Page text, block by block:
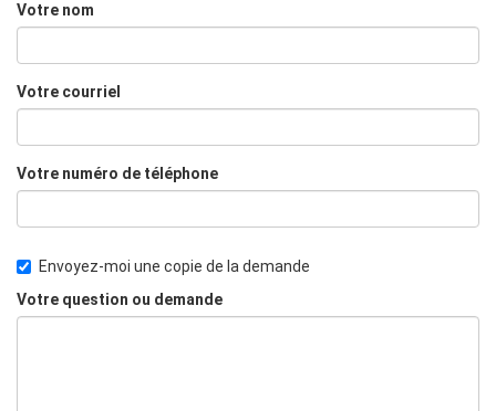
Votre nom
Votre courriel
Votre numéro de téléphone
Envoyez-moi une copie de la demande
Votre question ou demande